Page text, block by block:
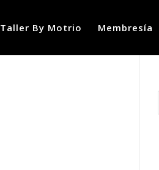
Taller By Motrio Membresía